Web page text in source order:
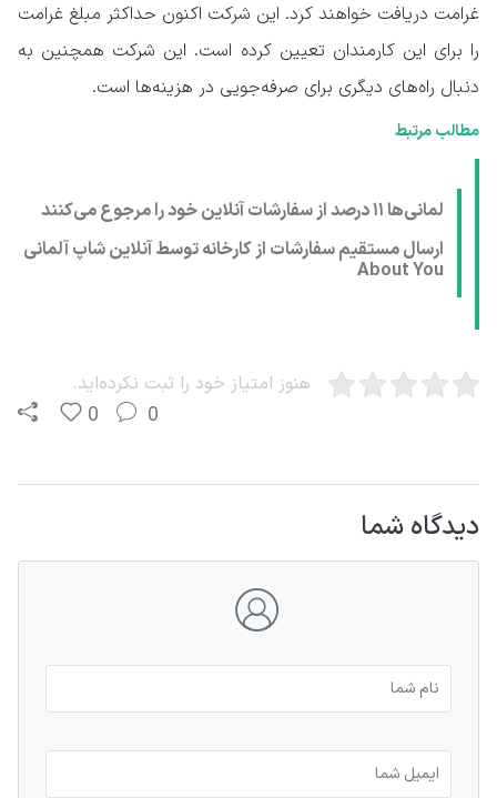
غرامت دریافت خواهند کرد. این شرکت اکنون حداکثر مبلغ غرامت
را برای این کارمندان تعیین کرده است. این شرکت همچنین به
دنبال راه‌های دیگری برای صرفه‌جویی در هزینه‌ها است.
مطالب مرتبط
لمانی‌ها ۱۱ درصد از سفارشات آنلاین خود را مرجوع می‌کنند
ارسال مستقیم سفارشات از کارخانه توسط آنلاین شاپ آلمانی
About You
هنوز امتیاز خود را ثبت نکرده‌اید.
0 0
دیدگاه شما